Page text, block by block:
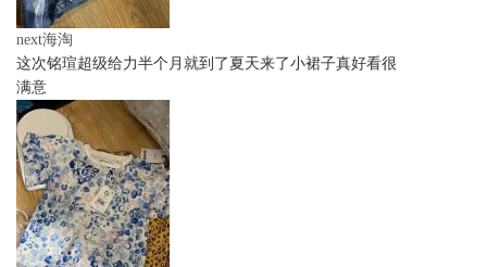
next海淘
这次铭瑄超级给力半个月就到了夏天来了小裙子真好看很
满意